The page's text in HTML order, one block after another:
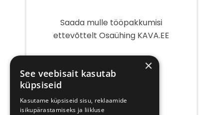
Saada mulle tööpakkumisi
ettevõttelt Osaühing KAVA.EE
post
×
See veebisait kasutab
küpsiseid
Kasutame küpsiseid sisu, reklaamide
isikupärastamiseks ja liikluse